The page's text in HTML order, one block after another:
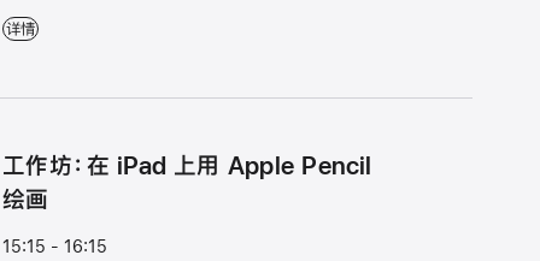
轻松入门：iPhone - 14:00 - 15:00 - Apple 合肥万象城
详情
工⁠作⁠坊⁠：在 iPad 上用 Apple Pencil
绘⁠画
15:15 - 16:15